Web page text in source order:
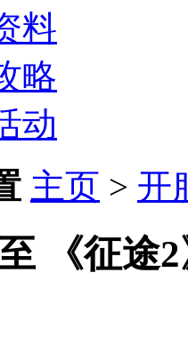
料
略
动
主页 > 开
《征途